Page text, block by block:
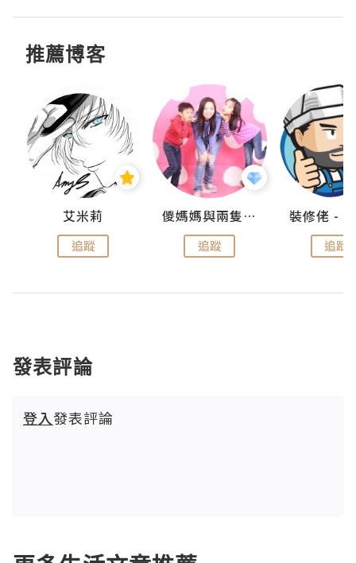
推薦博客
艾米莉
追蹤
儍媽媽與兩隻小魔怪之家
追蹤 追蹤
發表評論
登入發表評論